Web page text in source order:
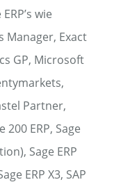
wie
Manager, Exact
GP, Microsoft
Partner,
200 ERP, Sage
Sage ERP
ERP X3, SAP